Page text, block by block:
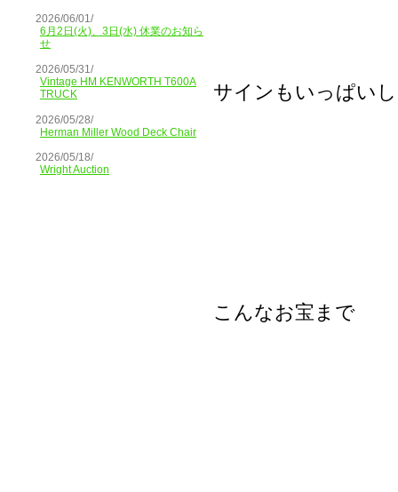
2026/06/01/
6月2日(火)、3日(水) 休業のお知ら
せ
2026/05/31/
Vintage HM KENWORTH T600A
TRUCK
2026/05/28/
Herman Miller Wood Deck Chair
2026/05/18/
Wright Auction
サインもいっぱい
こんなお宝まで